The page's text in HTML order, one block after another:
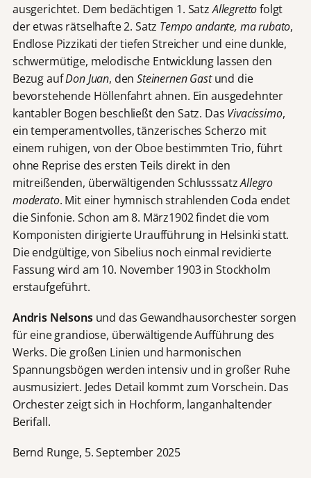
ausgerichtet. Dem bedächtigen 1. SatzAllegrettofolgt
der etwas rätselhafte 2. Satz Tempo andante, ma rubato,
Endlose Pizzikati der tiefen Streicher und eine dunkle,
schwermütige, melodische Entwicklung lassen den
Bezug aufDon Juan, denSteinernen Gastund die
bevorstehende Höllenfahrt ahnen. Ein ausgedehnter
kantabler Bogen beschließt den Satz. Das Vivacissimo,
ein temperamentvolles, tänzerisches Scherzo mit
einem ruhigen, von der Oboe bestimmten Trio, führt
ohne Reprise des ersten Teils direkt in den
mitreißenden, überwältigenden SchlusssatzAllegro
moderato. Mit einer hymnisch strahlenden Coda endet
die Sinfonie. Schon am 8. März1902 findet die vom
Komponisten dirigierte Uraufführung in Helsinki statt.
Die endgültige, von Sibelius noch einmal revidierte
Fassung wird am 10. November 1903 in Stockholm
erstaufgeführt.
Andris Nelsonsund das Gewandhausorchester sorgen
für eine grandiose, überwältigende Aufführung des
Werks. Die großen Linien und harmonischen
Spannungsbögen werden intensiv und in großer Ruhe
ausmusiziert. Jedes Detail kommt zum Vorschein. Das
Orchester zeigt sich in Hochform, langanhaltender
Berifall.
Bernd Runge, 5. September 2025